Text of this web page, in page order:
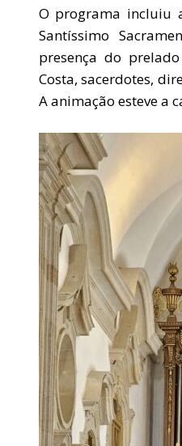
O programa incluiu
Santíssimo
presença do
Costa, sacerdotes,
A animação esteve a